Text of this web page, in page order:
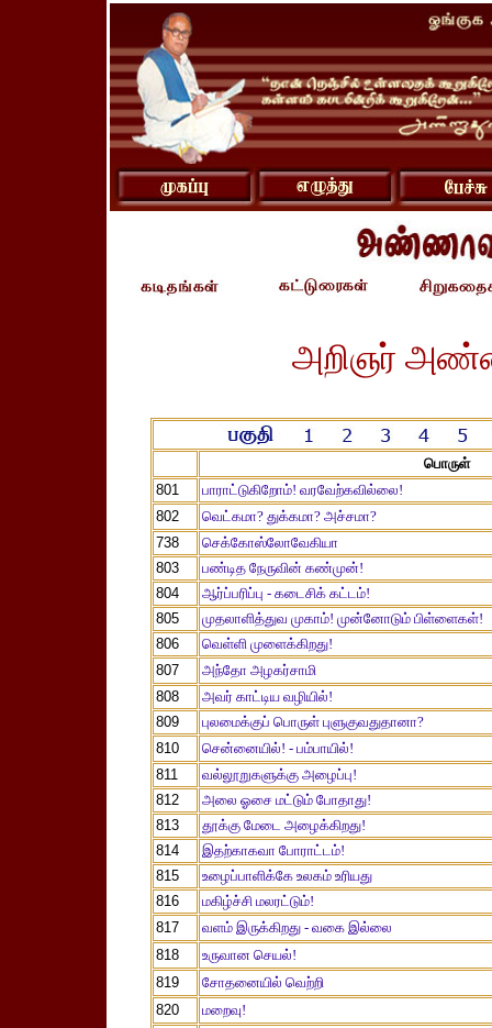
அறிஞர்
பொருள்
801
பாராட்டுகிறோம்! வரவேற்கவில்லை!
802
வெட்கமா? துக்கமா? அச்சமா?
738
செக்கோஸ்லோவேகியா
803
பண்டித நேருவின் கண்முன்!
804
ஆர்ப்பரிப்பு - கடைசிக் கட்டம்!
805
முதலாளித்துவ முகாம்! முன்னோடும் பிள்ளைகள்!
806
வெள்ளி முளைக்கிறது!
807
அந்தோ அழகர்சாமி
808
அவர் காட்டிய வழியில்!
809
புலமைக்குப் பொருள் புளுகுவதுதானா?
810
சென்னையில்! - பம்பாயில்!
811
வல்லூறுகளுக்கு அழைப்பு!
812
அலை ஓசை மட்டும் போதாது!
813
தூக்கு மேடை அழைக்கிறது!
814
இதற்காகவா போராட்டம்!
815
உழைப்பாளிக்கே உலகம் உரியது
816
மகிழ்ச்சி மலரட்டும்!
817
வளம் இருக்கிறது - வகை இல்லை
818
உருவான செயல்!
819
சோதனையில் வெற்றி
820
மறைவு!